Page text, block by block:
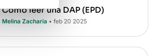
Cómo leer una DAP (EPD)
Melina Zacharia • feb 20 2025